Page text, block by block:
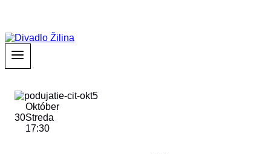
30
Október
Streda
17:30